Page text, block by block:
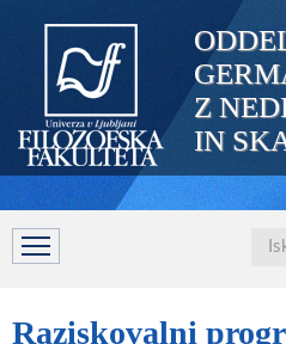
Z
IN
DOMOV
Raziskovalni